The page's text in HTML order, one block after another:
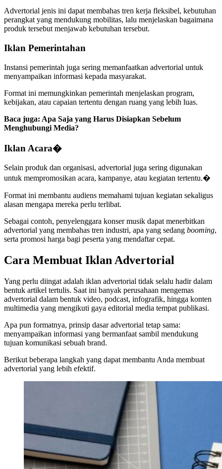
Advertorial jenis ini dapat membahas tren kerja fleksibel, kebutuhan
perangkat yang mendukung mobilitas, lalu menjelaskan bagaimana
produk tersebut menjawab kebutuhan tersebut.
Iklan Pemerintahan
Instansi pemerintah juga sering memanfaatkan advertorial untuk
menyampaikan informasi kepada masyarakat.
Format ini memungkinkan pemerintah menjelaskan program,
kebijakan, atau capaian tertentu dengan ruang yang lebih luas.
Baca juga: Apa Saja yang Harus Disiapkan Sebelum
Menghubungi Media?
Iklan Acara�
Selain produk dan organisasi, advertorial juga sering digunakan
untuk mempromosikan acara, kampanye, atau kegiatan tertentu.�
Format ini membantu audiens memahami tujuan kegiatan sekaligus
alasan mengapa mereka perlu terlibat.
Sebagai contoh, penyelenggara konser musik dapat menerbitkan
advertorial yang membahas tren industri, apa yang sedang booming,
serta promosi harga bagi peserta yang mendaftar cepat.
Cara Membuat Iklan Advertorial
Yang perlu diingat adalah iklan advertorial tidak selalu hadir dalam
bentuk artikel tertulis. Saat ini banyak perusahaan mengemas
advertorial dalam bentuk video, podcast, infografik, hingga konten
multimedia yang mengikuti gaya editorial media tempat publikasi.
Apa pun formatnya, prinsip dasar advertorial tetap sama:
menyampaikan informasi yang bermanfaat sambil mendukung
tujuan komunikasi sebuah brand.
Berikut beberapa langkah yang dapat membantu Anda membuat
advertorial yang lebih efektif.